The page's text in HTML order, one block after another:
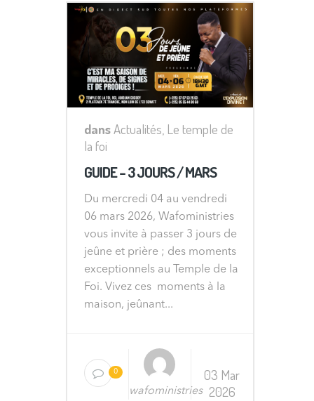
dansActualités Le temple de
la foi
GUIDE – 3 JOURS / MARS
Du mercredi 04 au vendredi
06 mars 2026, Wafoministries
vous invite à passer 3 jours de
jeûne et prière ; des moments
exceptionnels au Temple de la
Foi. Vivez ces moments à la
maison, jeûnant...
0
wafoministries
03 Mar
2026